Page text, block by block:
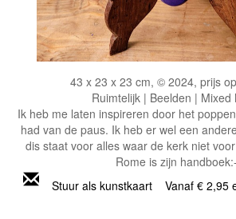
43 x 23 x 23 cm, © 2024, prijs
Ruimtelijk | Beelden | Mixed
Ik heb me laten inspireren door het
had van de paus. Ik heb er wel een
dis staat voor alles waar de kerk niet
Rome is zijn
Stuur als kunstkaart Vanaf € 2,95